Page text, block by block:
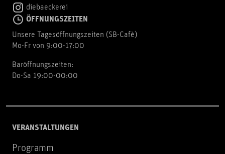
diebaeckerei
ÖFFNUNGSZEITEN
Unsere Tagesöffnungszeiten (SB-Cafè)
Mo-Fr von 9:00-17:00
Baröffnungszeiten:
Do-Sa 19:00-00:00
VERANSTALTUNGEN
Programm